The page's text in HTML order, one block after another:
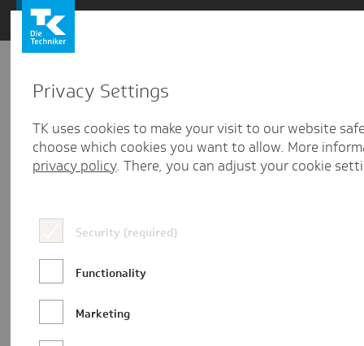
Zum
Inhalt
springen
den
Kommentaren
Privacy Settings
TK uses cookies to make your visit to our website
choose which cookies you want to allow. More
privacy policy. There, you can adjust your cookie
Security (required)
Functionality
Marketing